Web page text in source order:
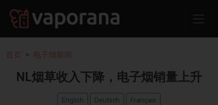
首页 电子烟新闻
NL烟草收入下降，电子烟销量上升
English Deutsch Français